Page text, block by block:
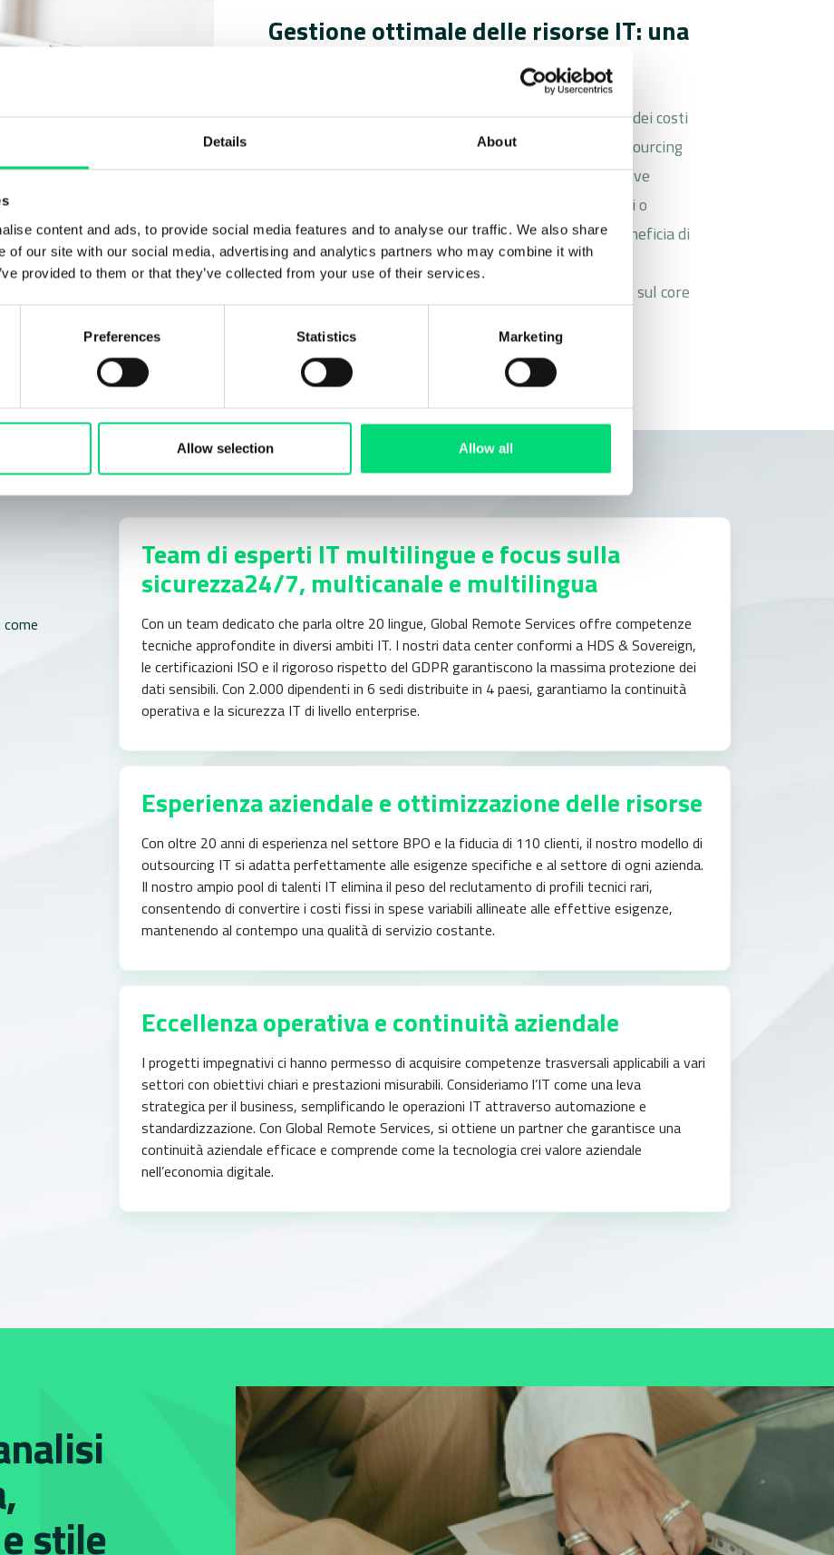
Details About
content and ads, to provide social media features and to analyse our traffic. We also share
of our site with our social media, advertising and analytics partners who may combine it with
provided to them or that they’ve collected from your use of their services.
Preferences Statistics Marketing
Allow selection Allow all
Gestione ottimale delle risorse IT: una
Trovare il giusto equilibrio tra prestazioni e controllo dei costi
è una delle principali sfide per i responsabili IT. L’outsourcing
IT consente di adattare le risorse tecniche alle effettive
esigenze dell’azienda, evitando investimenti eccessivi o
carenze di capacità. Esternalizzando i servizi IT, si beneficia di
competenze diversificate, infrastruttura scalabile e
prevedibilità del budget, concentrandosi nuovamente sul core
Team di esperti IT multilingue e focus sulla
sicurezza24/7, multicanale e multilingua
Con un team dedicato che parla oltre 20 lingue, Global Remote Services offre competenze
tecniche approfondite in diversi ambiti IT. I nostri data center conformi a HDS & Sovereign,
le certificazioni ISO e il rigoroso rispetto del GDPR garantiscono la massima protezione dei
dati sensibili. Con 2.000 dipendenti in 6 sedi distribuite in 4 paesi, garantiamo la continuità
operativa e la sicurezza IT di livello enterprise.
Esperienza aziendale e ottimizzazione delle risorse
Con oltre 20 anni di esperienza nel settore BPO e la fiducia di 110 clienti, il nostro modello di
outsourcing IT si adatta perfettamente alle esigenze specifiche e al settore di ogni azienda.
Il nostro ampio pool di talenti IT elimina il peso del reclutamento di profili tecnici rari,
consentendo di convertire i costi fissi in spese variabili allineate alle effettive esigenze,
mantenendo al contempo una qualità di servizio costante.
Eccellenza operativa e continuità aziendale
I progetti impegnativi ci hanno permesso di acquisire competenze trasversali applicabili a vari
settori con obiettivi chiari e prestazioni misurabili. Consideriamo l’IT come una leva
strategica per il business, semplificando le operazioni IT attraverso automazione e
standardizzazione. Con Global Remote Services, si ottiene un partner che garantisce una
continuità aziendale efficace e comprende come la tecnologia crei valore aziendale
nell’economia digitale.
stile